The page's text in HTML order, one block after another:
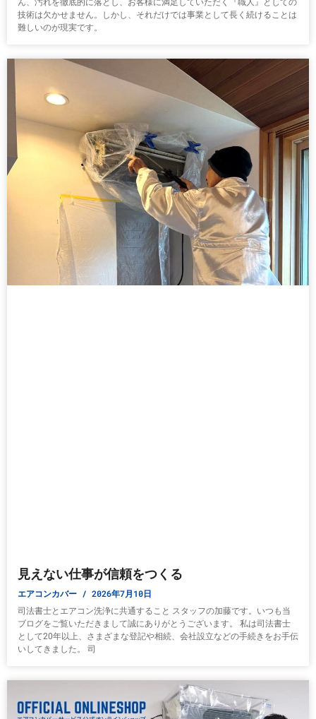
ん、汚れを徹底的に落とし、お客様に満足していただく『職人』としての
技術は欠かせません。しかし、それだけでは事業として長く続けることは
難しいのが現実です。
見えない仕事が信頼をつくる
エアコンカバー 2026年7月10日
司法書士とエアコン洗浄に共通すること スタッフの加藤です。いつも当
ブログをご覧いただきまして誠にありがとうございます。 私は司法書士
として20年以上、さまざまな登記や相続、会社設立などの手続きをお手伝
いしてきました。 司